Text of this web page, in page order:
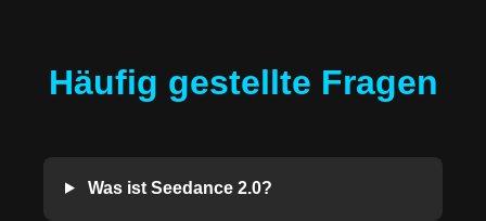
Häufig gestellte Fragen
Was ist Seedance 2.0?